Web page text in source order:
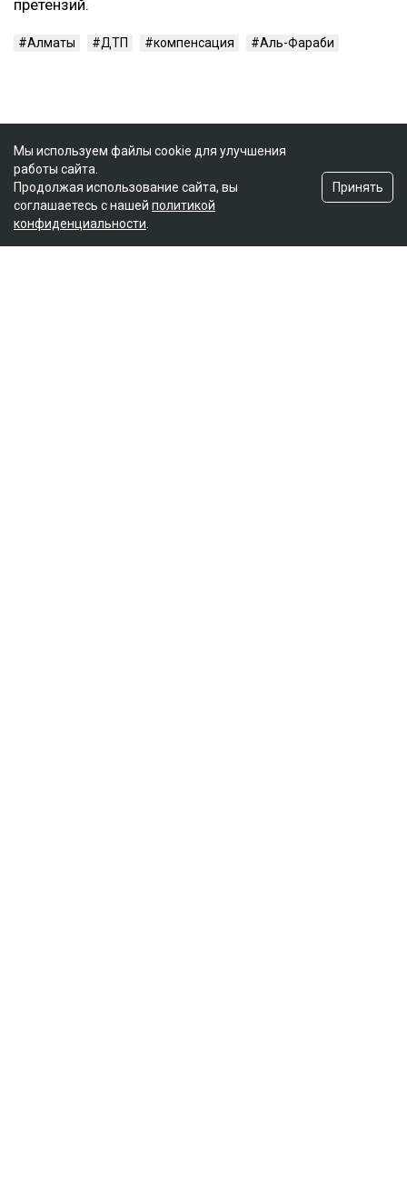
претензий.
Алматы ДТП компенсация Аль-Фараби
Мы используем файлы cookie для улучшения
работы сайта.
Продолжая использование сайта, вы
соглашаетесь с нашей политикой
конфиденциальности
Принять